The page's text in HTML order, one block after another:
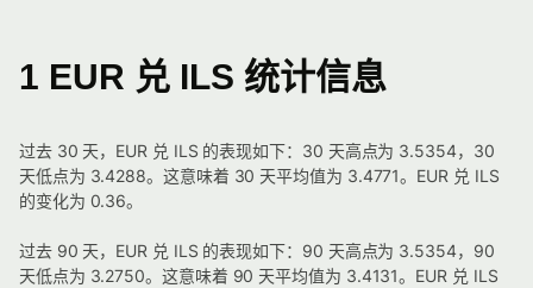
1 EUR 兑 ILS 统计信息
过去 30 天，EUR 兑 ILS 的表现如下：30 天高点为 3.5354，30
天低点为 3.4288。这意味着 30 天平均值为 3.4771。EUR 兑 ILS
的变化为 0.36。
过去 90 天，EUR 兑 ILS 的表现如下：90 天高点为 3.5354，90
天低点为 3.2750。这意味着 90 天平均值为 3.4131。EUR 兑 ILS